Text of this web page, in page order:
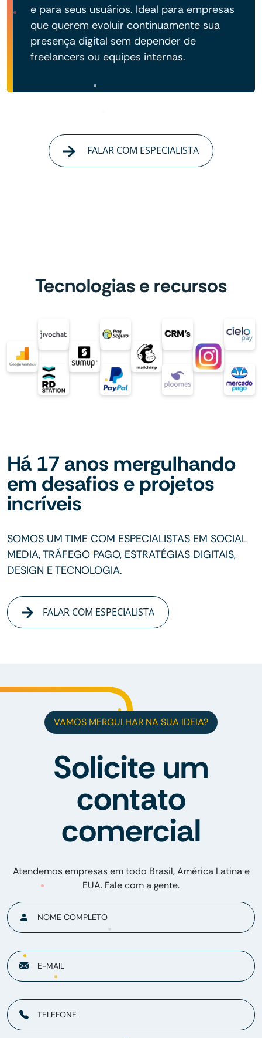
e para seus usuários. Ideal para empresas
que querem evoluir continuamente sua
presença digital sem depender de
freelancers ou equipes internas.
FALAR COM ESPECIALISTA
Tecnologias e recursos
Há 17 anos mergulhando
em desafios e projetos
incríveis
SOMOS UM TIME COM ESPECIALISTAS EM SOCIAL
MEDIA, TRÁFEGO PAGO, ESTRATÉGIAS DIGITAIS,
DESIGN E TECNOLOGIA.
FALAR COM ESPECIALISTA
VAMOS MERGULHAR NA SUA IDEIA?
Solicite um
contato
comercial
Atendemos empresas em todo Brasil, América Latina e
EUA. Fale com a gente.
NOME COMPLETO
E-MAIL
TELEFONE